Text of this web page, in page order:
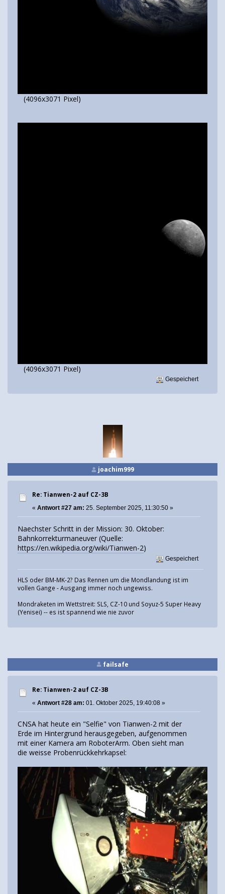
(4096x3071 Pixel)
(4096x3071 Pixel)
Gespeichert
joachim999
Re: Tianwen-2 auf CZ-3B
« Antwort #27 am: 25. September 2025, 11:30:50 »
Naechster Schritt in der Mission: 30. Oktober:
Bahnkorrekturmaneuver (Quelle:
https://en.wikipedia.org/wiki/Tianwen-2)
Gespeichert
HLS oder BM-MK-2? Das Rennen um die Mondlandung ist im
vollen Gange - Ausgang immer noch ungewiss.
Mondraketen im Wettstreit: SLS, CZ-10 und Soyuz-5 Super Heavy
(Yenisei) -- es ist spannend wie nie zuvor
failsafe
Re: Tianwen-2 auf CZ-3B
« Antwort #28 am: 01. Oktober 2025, 19:40:08 »
CNSA hat heute ein "Selfie" von Tianwen-2 mit der
Erde im Hintergrund herausgegeben, aufgenommen
mit einer Kamera am RoboterArm. Oben sieht man
die weisse Probenrückkehrkapsel: